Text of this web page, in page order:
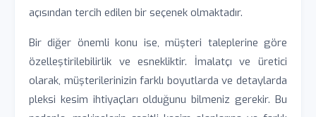
açısından tercih edilen bir seçenek olmaktadır.
Bir diğer önemli konu ise, müşteri taleplerine göre
özelleştirilebilirlik ve esnekliktir. İmalatçı ve üretici
olarak, müşterilerinizin farklı boyutlarda ve detaylarda
pleksi kesim ihtiyaçları olduğunu bilmeniz gerekir. Bu